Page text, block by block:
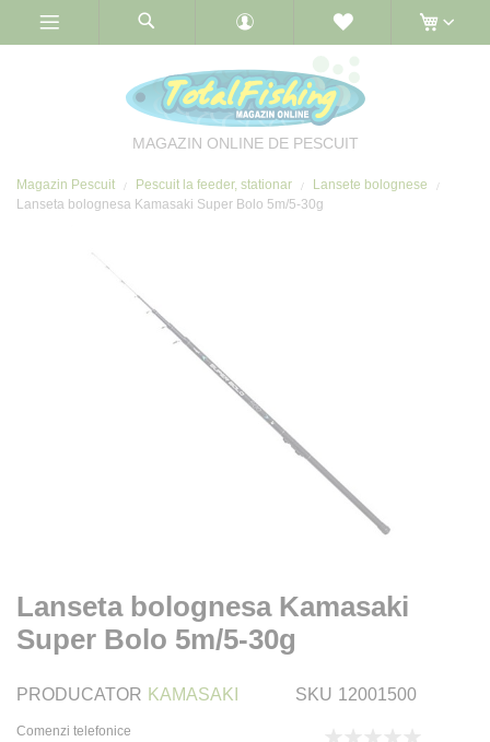
MAGAZIN ONLINE DE PESCUIT
Magazin Pescuit Pescuit la feeder, stationar
Lansete bolognese
Lanseta bolognesa Kamasaki Super Bolo 5m/5-30g
Lanseta bolognesa Kamasaki
Super Bolo 5m/5-30g
PRODUCATOR KAMASAKI SKU 12001500
Comenzi telefonice